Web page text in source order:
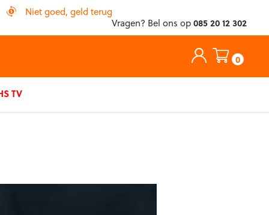
Niet goed, geld terug
Vragen? Bel ons op085 20 12 302
0
TV